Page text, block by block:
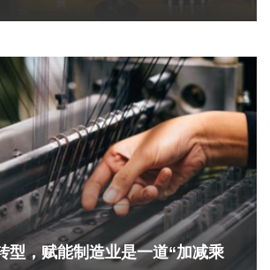
型，赋能制造业是一道“加减乘